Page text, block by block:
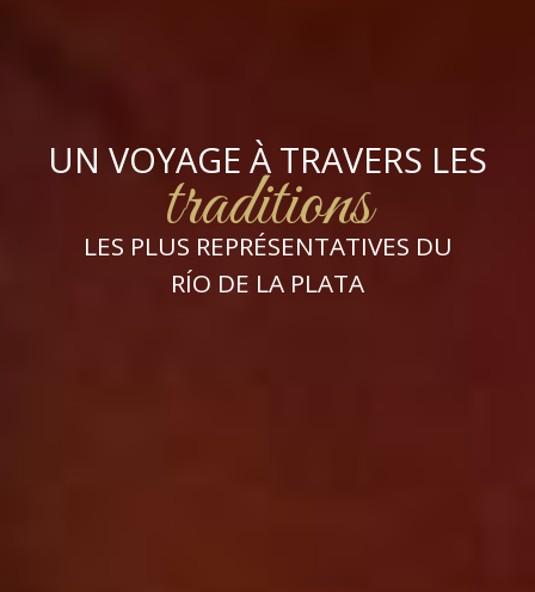
UN VOYAGE À TRAVERS LES
traditions
LES PLUS REPRÉSENTATIVES DU
RÍO DE LA PLATA